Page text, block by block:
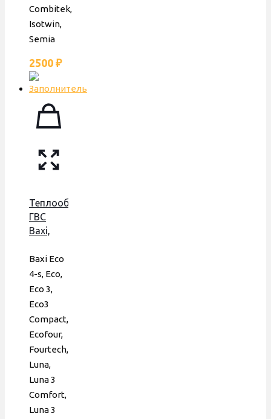
Combitek,
Isotwin,
Semia
2500 ₽
Теплообменник
ГВС
Baxi,
156 мм,
18 пл.,
ERA,
5686690
Baxi Eco
4-s, Eco,
Eco 3,
Eco3
Compact,
Ecofour,
Fourtech,
Luna,
Luna 3
Comfort,
Luna 3